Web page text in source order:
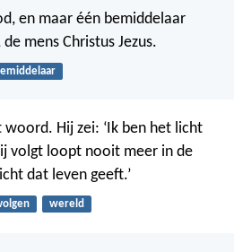
en maar één bemiddelaar
mens Christus Jezus.
Hij zei: ‘Ik ben het licht
volgt loopt nooit meer in de
dat leven geeft.’
wereld